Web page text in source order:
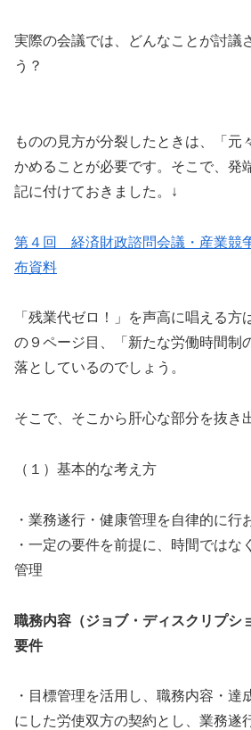
実際の会議では、どんなことが討議
う？
ものの見方が分裂したときは、「元
かめることが必要です。そこで、発
記に付けておきました。↓
第４回 経済財政諮問会議・産業競
布資料
「残業代ゼロ！」を声高に唱える方
の９ページ目、「新たな労働時間制
落としているのでしょう。
そこで、そこから肝心な部分を抜き
（１）基本的な考え方
・業務遂行・健康管理を自律的に行
・一定の要件を前提に、時間ではな
管理
職務内容（ジョブ・ディスクリプシ
要件
・目標管理を活用し、職務内容・達
にした労使双方の契約とし、業務遂